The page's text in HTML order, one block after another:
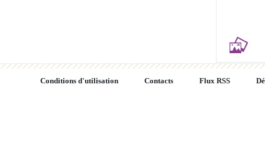
Conditions d'utilisation Contacts Flux RSS